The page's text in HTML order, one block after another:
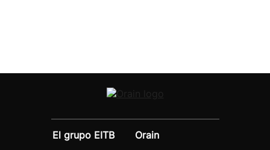
El grupo EITB
Orain